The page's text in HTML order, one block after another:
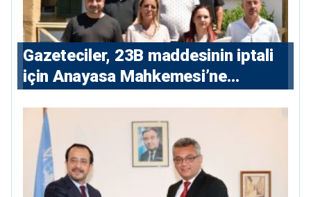
Gazeteciler, 23B maddesinin iptali
için Anayasa Mahkemesi’ne